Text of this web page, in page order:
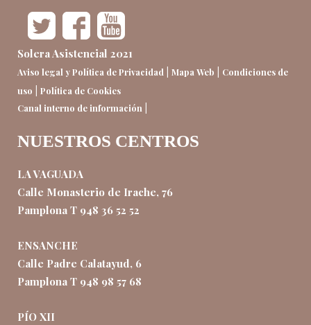
Solera Asistencial 2021
Aviso legal y Política de Privacidad Mapa Web
Condiciones de
uso
Política de Cookies
Canal interno de información
NUESTROS CENTROS
LA VAGUADA
Calle Monasterio de Irache, 76
Pamplona T 948 36 52 52
ENSANCHE
Calle Padre Calatayud, 6
Pamplona T 948 98 57 68
PÍO XII